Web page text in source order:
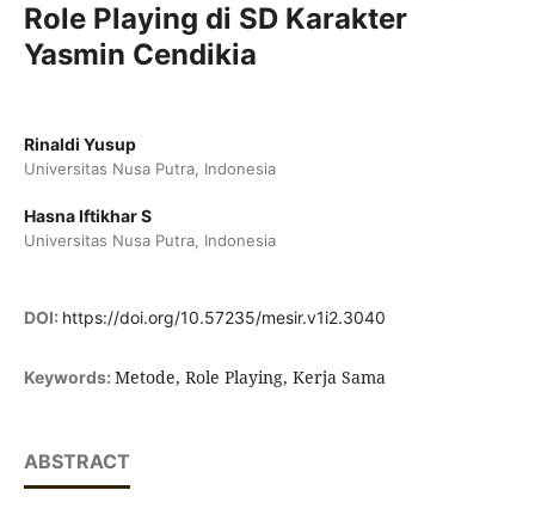
Role Playing di SD Karakter
Yasmin Cendikia
Rinaldi Yusup
Universitas Nusa Putra, Indonesia
Hasna Iftikhar S
Universitas Nusa Putra, Indonesia
DOI: https://doi.org/10.57235/mesir.v1i2.3040
Keywords: Metode, Role Playing, Kerja Sama
ABSTRACT